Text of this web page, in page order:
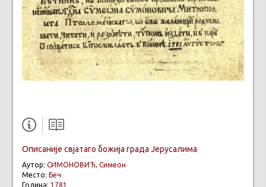
Описаниjе свјатаго божија града Јерусалима
Аутор: СИМОНОВИЋ, Симеон
Место: Беч
Година: 1781